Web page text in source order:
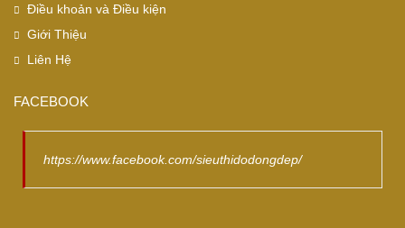
Điều khoản và Điều kiện
Giới Thiệu
Liên Hệ
FACEBOOK
https://www.facebook.com/sieuthidodongdep/